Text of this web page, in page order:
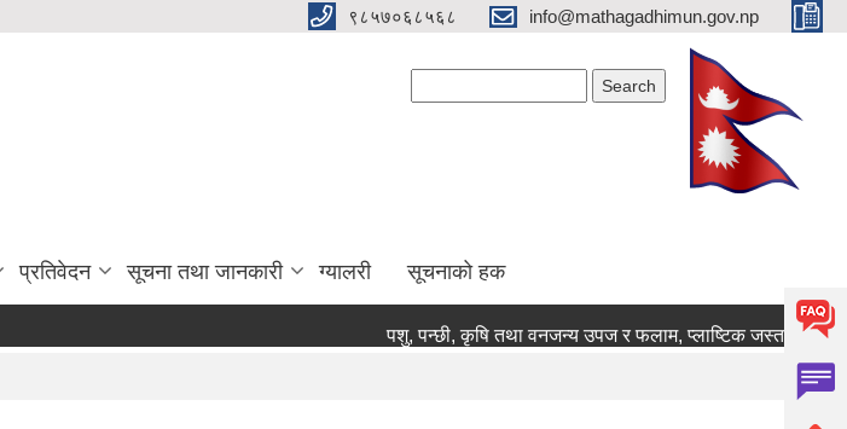
९८५७०६८५६८ info@mathagadhimun.gov.np
प्रतिवेदन सूचना तथा जानकारी ग्यालरी सूचनाको हक
पशु, पन्छी, कृषि तथा वनजन्य उपज र फलाम, प्लाष्टिक जस्ता